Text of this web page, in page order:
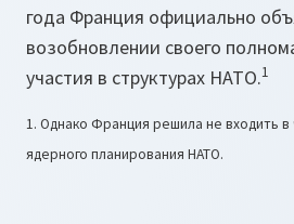
года Франция официально
возобновлении своего
участия в структурах НАТО.1
1. Однако Франция решила не входить в
ядерного планирования НАТО.